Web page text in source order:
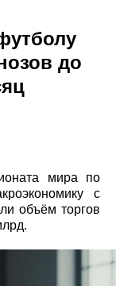
до
мира по
с
объём торгов